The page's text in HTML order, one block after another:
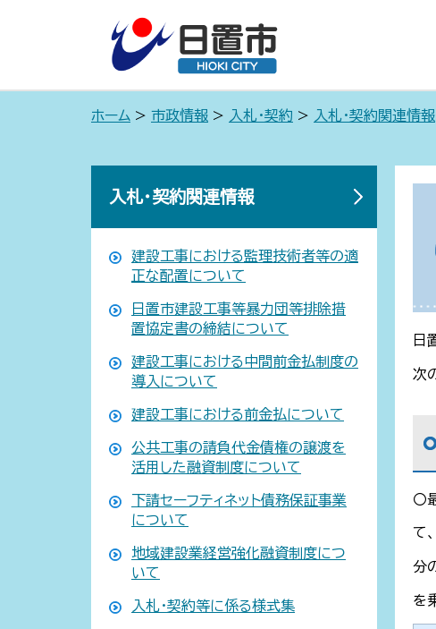
ホーム > 市政情報 > 入札・契約 > 入札・契約関連情報
入札・契約関連情報
建設工事における監理技術者等の適
正な配置について
日置市建設工事等暴力団等排除措
置協定書の締結について
建設工事における中間前金払制度の
導入について
建設工事における前金払について
公共工事の請負代金債権の譲渡を
活用した融資制度について
下請セーフティネット債務保証事業
について
地域建設業経営強化融資制度につ
いて
入札・契約等に係る様式集
日
次
〇
て
分
を